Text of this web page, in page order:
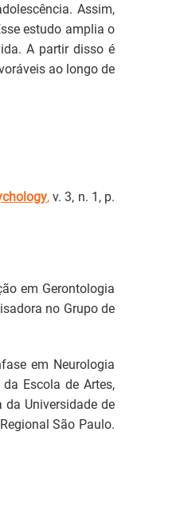
Assim,
estudo amplia o
A partir disso é
ao longo de
,v. 3, n. 1, p.
em Gerontologia
no Grupo de
em Neurologia
Escola de Artes,
da Universidade de
São Paulo.